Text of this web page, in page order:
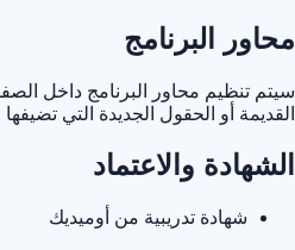
محاور البرنامج
سيتم تنظيم محاور البرنامج داخل
القديمة أو الحقول الجديدة التي
الشهادة والاعتماد
شهادة تدريبية من أوميديك